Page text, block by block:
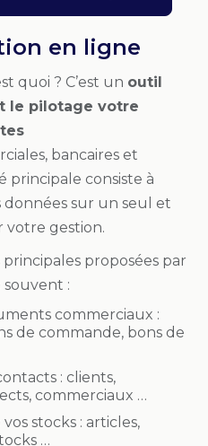
en ligne
quoi ? C’est un outil
le pilotage votre
bancaires et
principale consiste à
données sur un seul et
gestion.
proposées par
souvent :
commerciaux :
de commande, bons de
: clients,
commerciaux …
stocks : articles,
…